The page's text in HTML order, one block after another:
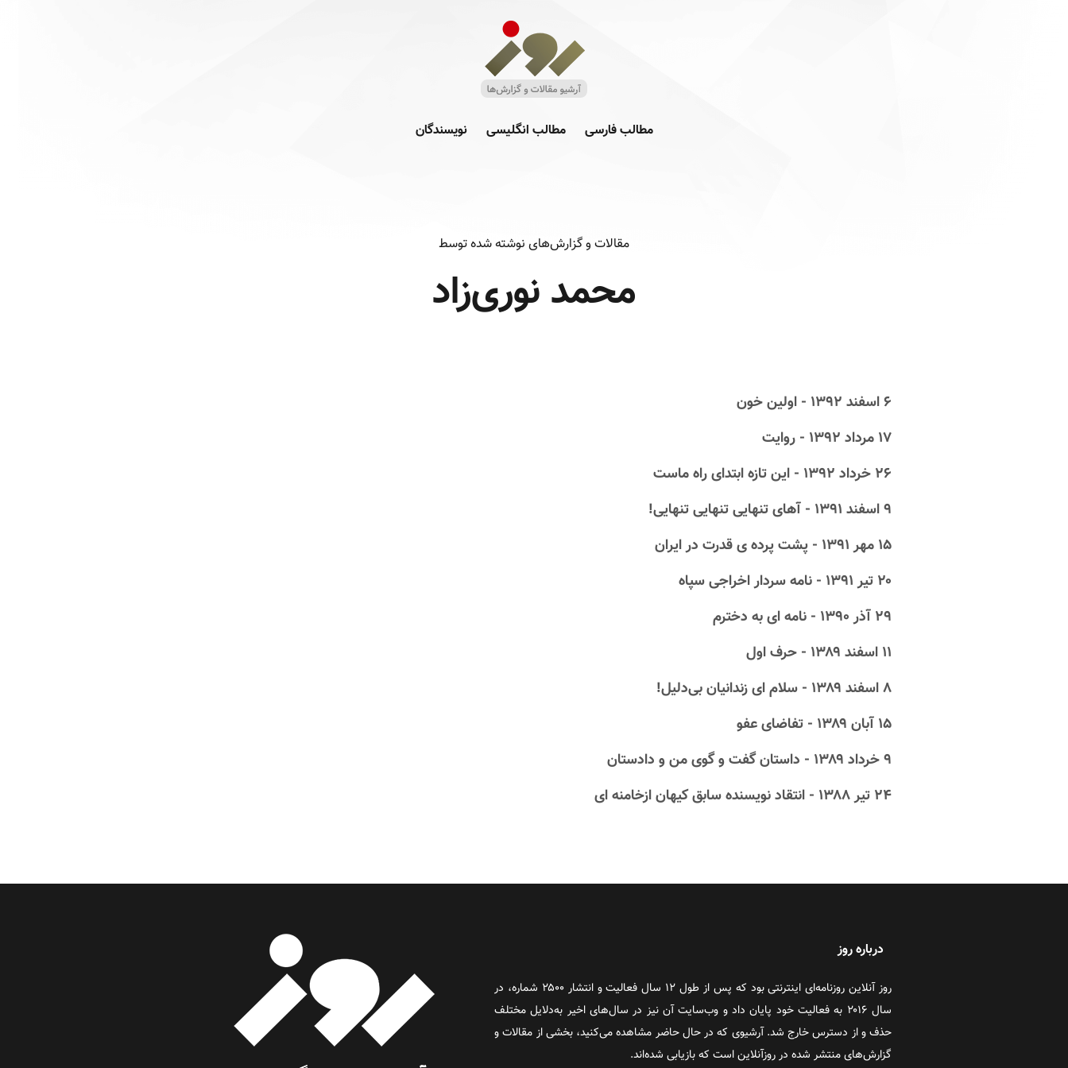
مطالب فارسی مطالب انگلیسی نویسندگان
مقالات و گزارش‌های نوشته شده توسط
محمد نوری‌زاد
۶ اسفند ۱۳۹۲ - اولین خون
۱۷ مرداد ۱۳۹۲ - روایت
۲۶ خرداد ۱۳۹۲ - این تازه ابتدای راه ماست
۹ اسفند ۱۳۹۱ - آهای تنهایی تنهایی تنهایی!
۱۵ مهر ۱۳۹۱ - پشت پرده ی قدرت در ایران
۲۰ تیر ۱۳۹۱ - نامه سردار اخراجی سپاه
۲۹ آذر ۱۳۹۰ - نامه ای به دخترم
۱۱ اسفند ۱۳۸۹ - حرف اول
۸ اسفند ۱۳۸۹ - سلام ای زندانیان بی‌دلیل!
۱۵ آبان ۱۳۸۹ - تفاضای عفو
۹ خرداد ۱۳۸۹ - داستان گفت و گوی من و دادستان
۲۴ تیر ۱۳۸۸ - انتقاد نویسنده سابق کیهان ازخامنه ای
درباره روز
روز آنلاین روزنامه‌ای اینترنتی بود که پس از طول ۱۲ سال فعالیت و انتشار ۲۵۰۰ شماره، در
سال ۲۰۱۶ به فعالیت خود پایان داد و وب‌سایت آن نیز در سال‌های اخیر به‌دلایل مختلف
حذف و از دسترس خارج شد. آرشیوی که در حال حاضر مشاهده می‌کنید، بخشی از مقالات و
گزارش‌های منتشر شده در روزآنلاین است که بازیابی شده‌اند.